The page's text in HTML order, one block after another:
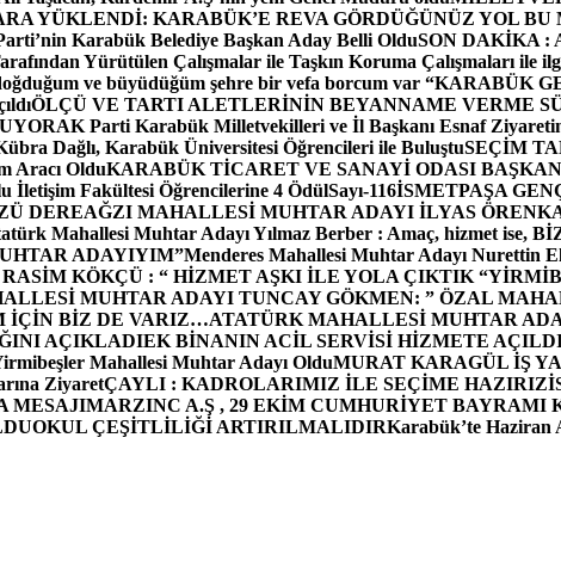
YÜKLENDİ: KARABÜK’E REVA GÖRDÜĞÜNÜZ YOL BU
Karabük Belediye Başkan Aday Belli OlduSON DAKİKA :
Yürütülen Çalışmalar ile Taşkın Koruma Çalışmaları ile
ve büyüdüğüm şehre bir vefa borcum var “KARABÜK
ÖLÇÜ VE TARTI ALETLERİNİN BEYANNAME VERME
AK Parti Karabük Milletvekilleri ve İl Başkanı Esnaf
Dağlı, Karabük Üniversitesi Öğrencileri ile BuluştuSEÇİM
Aracı OlduKARABÜK TİCARET VE SANAYİ ODASI
İletişim Fakültesi Öğrencilerine 4 ÖdülSayı-116İSMETPAŞA
DEREAĞZI MAHALLESİ MUHTAR ADAYI İLYAS ÖREN
Mahallesi Muhtar Adayı Yılmaz Berber : Amaç, hizmet ise,
ADAYIYIM”Menderes Mahallesi Muhtar Adayı
KÖKÇÜ : “ HİZMET AŞKI İLE YOLA ÇIKTIK “
MUHTAR ADAYI TUNCAY GÖKMEN: ” ÖZAL
İÇİN BİZ DE VARIZ…ATATÜRK MAHALLESİ MUHTAR
AÇIKLADIEK BİNANIN ACİL SERVİSİ HİZMETE
Mahallesi Muhtar Adayı OlduMURAT KARAGÜL İŞ
ZiyaretÇAYLI : KADROLARIMIZ İLE SEÇİME HAZIRIZ
MESAJIMARZINC A.Ş , 29 EKİM CUMHURİYET BAYRAMI
OKUL ÇEŞİTLİLİĞİ ARTIRILMALIDIRKarabük’te Haziran